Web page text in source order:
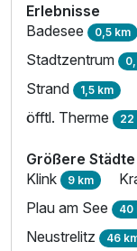
Ausstattung
Zusatznächte
Für 4 Tage
Erlebnisse
Badesee 0,5 km
Stadtzentrum
Strand 1,5 km
öfftl. Therme 22
Größere Städte
Klink 9 km
Plau am See 40
Neustrelitz 46